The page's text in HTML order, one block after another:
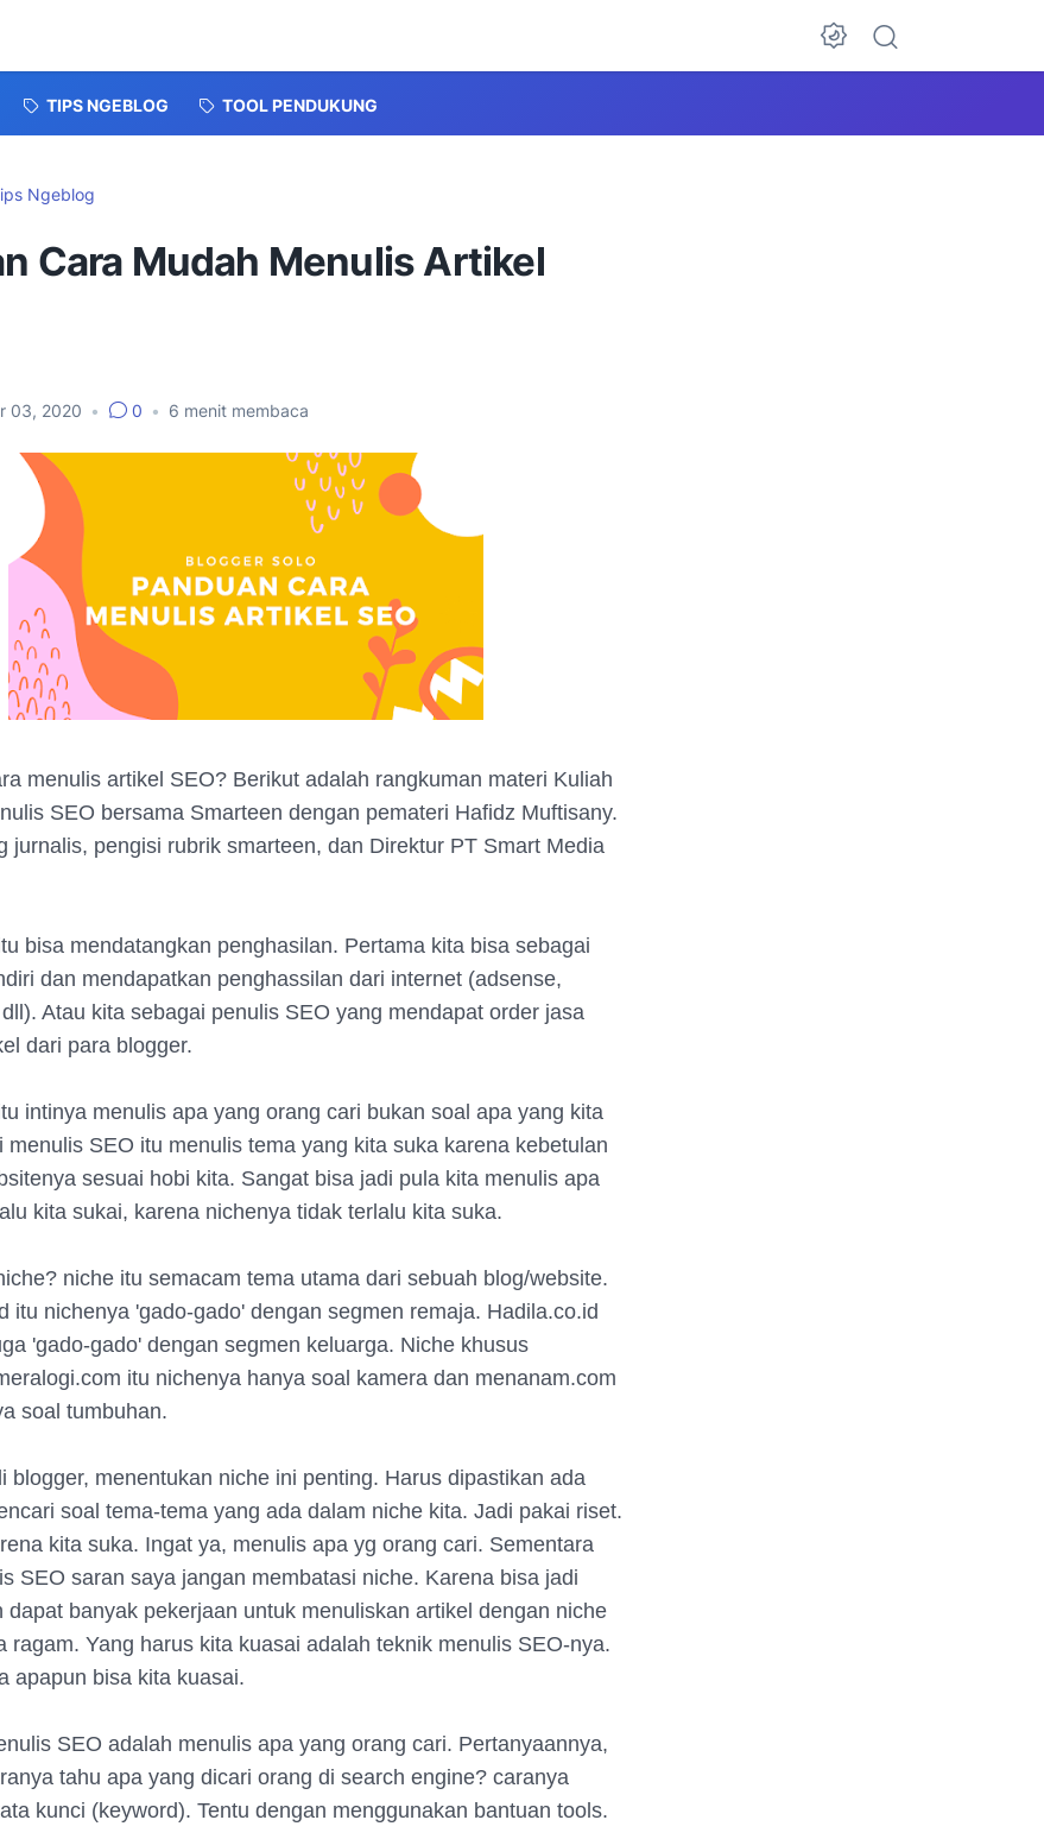
Dark Mode
TIPS NGEBLOG TOOL PENDUKUNG
Ngeblog
Cara Mudah Menulis Artikel
03, 2020 • 0 • 6 menit membaca
menulis artikel SEO? Berikut adalah rangkuman materi Kuliah
SEO bersama Smarteen dengan pemateri Hafidz Muftisany.
jurnalis, pengisi rubrik smarteen, dan Direktur PT Smart Media
bisa mendatangkan penghasilan. Pertama kita bisa sebagai
dan mendapatkan penghassilan dari internet (adsense,
Atau kita sebagai penulis SEO yang mendapat order jasa
dari para blogger.
intinya menulis apa yang orang cari bukan soal apa yang kita
menulis SEO itu menulis tema yang kita suka karena kebetulan
sesuai hobi kita. Sangat bisa jadi pula kita menulis apa
kita sukai, karena nichenya tidak terlalu kita suka.
niche itu semacam tema utama dari sebuah blog/website.
itu nichenya 'gado-gado' dengan segmen remaja. Hadila.co.id
'gado-gado' dengan segmen keluarga. Niche khusus
itu nichenya hanya soal kamera dan menanam.com
soal tumbuhan.
blogger, menentukan niche ini penting. Harus dipastikan ada
soal tema-tema yang ada dalam niche kita. Jadi pakai riset.
kita suka. Ingat ya, menulis apa yg orang cari. Sementara
SEO saran saya jangan membatasi niche. Karena bisa jadi
dapat banyak pekerjaan untuk menuliskan artikel dengan niche
ragam. Yang harus kita kuasai adalah teknik menulis SEO-nya.
apapun bisa kita kuasai.
SEO adalah menulis apa yang orang cari. Pertanyaannya,
tahu apa yang dicari orang di search engine? caranya
kunci (keyword). Tentu dengan menggunakan bantuan tools.